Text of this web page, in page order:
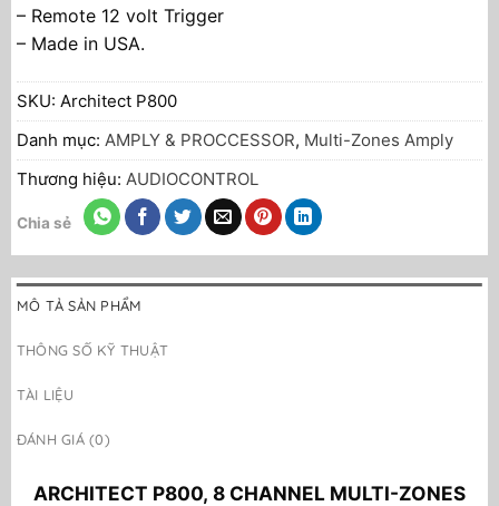
– Remote 12 volt Trigger
– Made in USA.
SKU: Architect P800
Danh mục: AMPLY & PROCCESSOR, Multi-Zones Amply
Thương hiệu: AUDIOCONTROL
Chia sẻ
MÔ TẢ SẢN PHẨM
THÔNG SỐ KỸ THUẬT
TÀI LIỆU
ĐÁNH GIÁ (0)
ARCHITECT P800, 8 CHANNEL MULTI-ZONES